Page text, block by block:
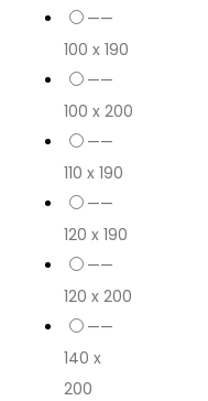
——
100 x 190
——
100 x 200
——
110 x 190
——
120 x 190
——
120 x 200
——
140 x
200